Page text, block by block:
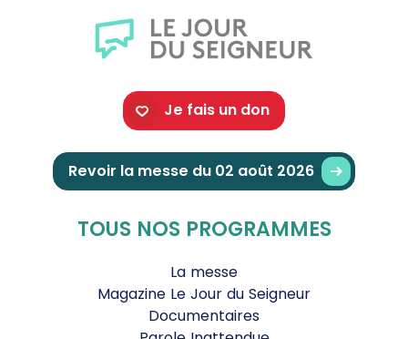
Je fais un don
Revoir la messe du 02 août 2026
TOUS NOS PROGRAMMES
La messe
Magazine Le Jour du Seigneur
Documentaires